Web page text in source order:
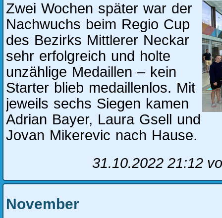
Zwei Wochen später war der
Nachwuchs beim Regio Cup
des Bezirks Mittlerer Neckar
sehr erfolgreich und holte
unzählige Medaillen – kein
Starter blieb medaillenlos. Mit
jeweils sechs Siegen kamen
Adrian Bayer, Laura Gsell und
Jovan Mikerevic nach Hause.
31.10.2022 21:12
November